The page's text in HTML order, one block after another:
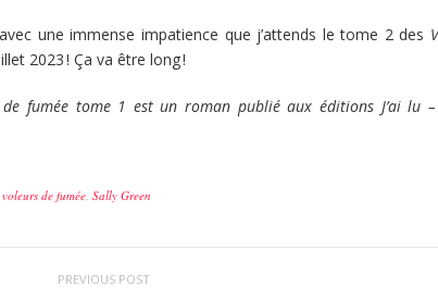
une immense impatience que j’attends le tome 2 des
2023 ! Ça va être long !
de fumée tome 1 est un roman publié aux éditions J’ai lu
voleurs de fumée, Sally Green
PREVIOUS POST